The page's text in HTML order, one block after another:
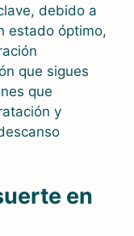
debido a
estado óptimo,
que sigues
que
y
en